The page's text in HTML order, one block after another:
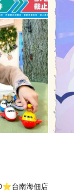
台南海佃店